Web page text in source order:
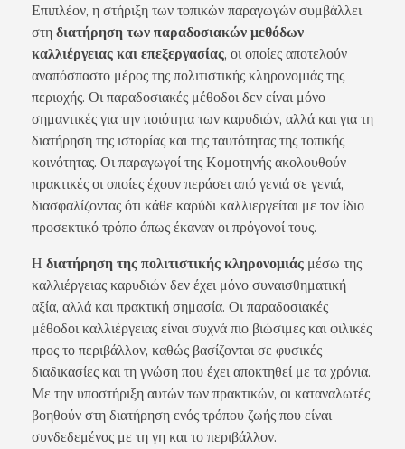
Επιπλέον, η στήριξη των τοπικών παραγωγών συμβάλλει
στηδιατήρηση των παραδοσιακών μεθόδων
καλλιέργειας και επεξεργασίας, οι οποίες αποτελούν
αναπόσπαστο μέρος της πολιτιστικής κληρονομιάς της
περιοχής. Οι παραδοσιακές μέθοδοι δεν είναι μόνο
σημαντικές για την ποιότητα των καρυδιών, αλλά και για τη
διατήρηση της ιστορίας και της ταυτότητας της τοπικής
κοινότητας. Οι παραγωγοί της Κομοτηνής ακολουθούν
πρακτικές οι οποίες έχουν περάσει από γενιά σε γενιά,
διασφαλίζοντας ότι κάθε καρύδι καλλιεργείται με τον ίδιο
προσεκτικό τρόπο όπως έκαναν οι πρόγονοί τους.
Η διατήρηση της πολιτιστικής κληρονομιάς μέσω της
καλλιέργειας καρυδιών δεν έχει μόνο συναισθηματική
αξία, αλλά και πρακτική σημασία. Οι παραδοσιακές
μέθοδοι καλλιέργειας είναι συχνά πιο βιώσιμες και φιλικές
προς το περιβάλλον, καθώς βασίζονται σε φυσικές
διαδικασίες και τη γνώση που έχει αποκτηθεί με τα χρόνια.
Με την υποστήριξη αυτών των πρακτικών, οι καταναλωτές
βοηθούν στη διατήρηση ενός τρόπου ζωής που είναι
συνδεδεμένος με τη γη και το περιβάλλον.